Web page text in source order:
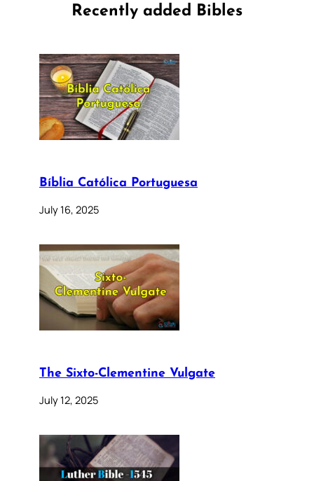
Recently added Bibles
Bíblia Católica Portuguesa
July 16, 2025
The Sixto-Clementine Vulgate
July 12, 2025